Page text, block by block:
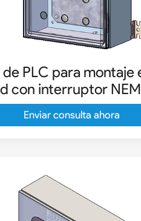
de PLC para montaje
con interruptor
Enviar consulta ahora